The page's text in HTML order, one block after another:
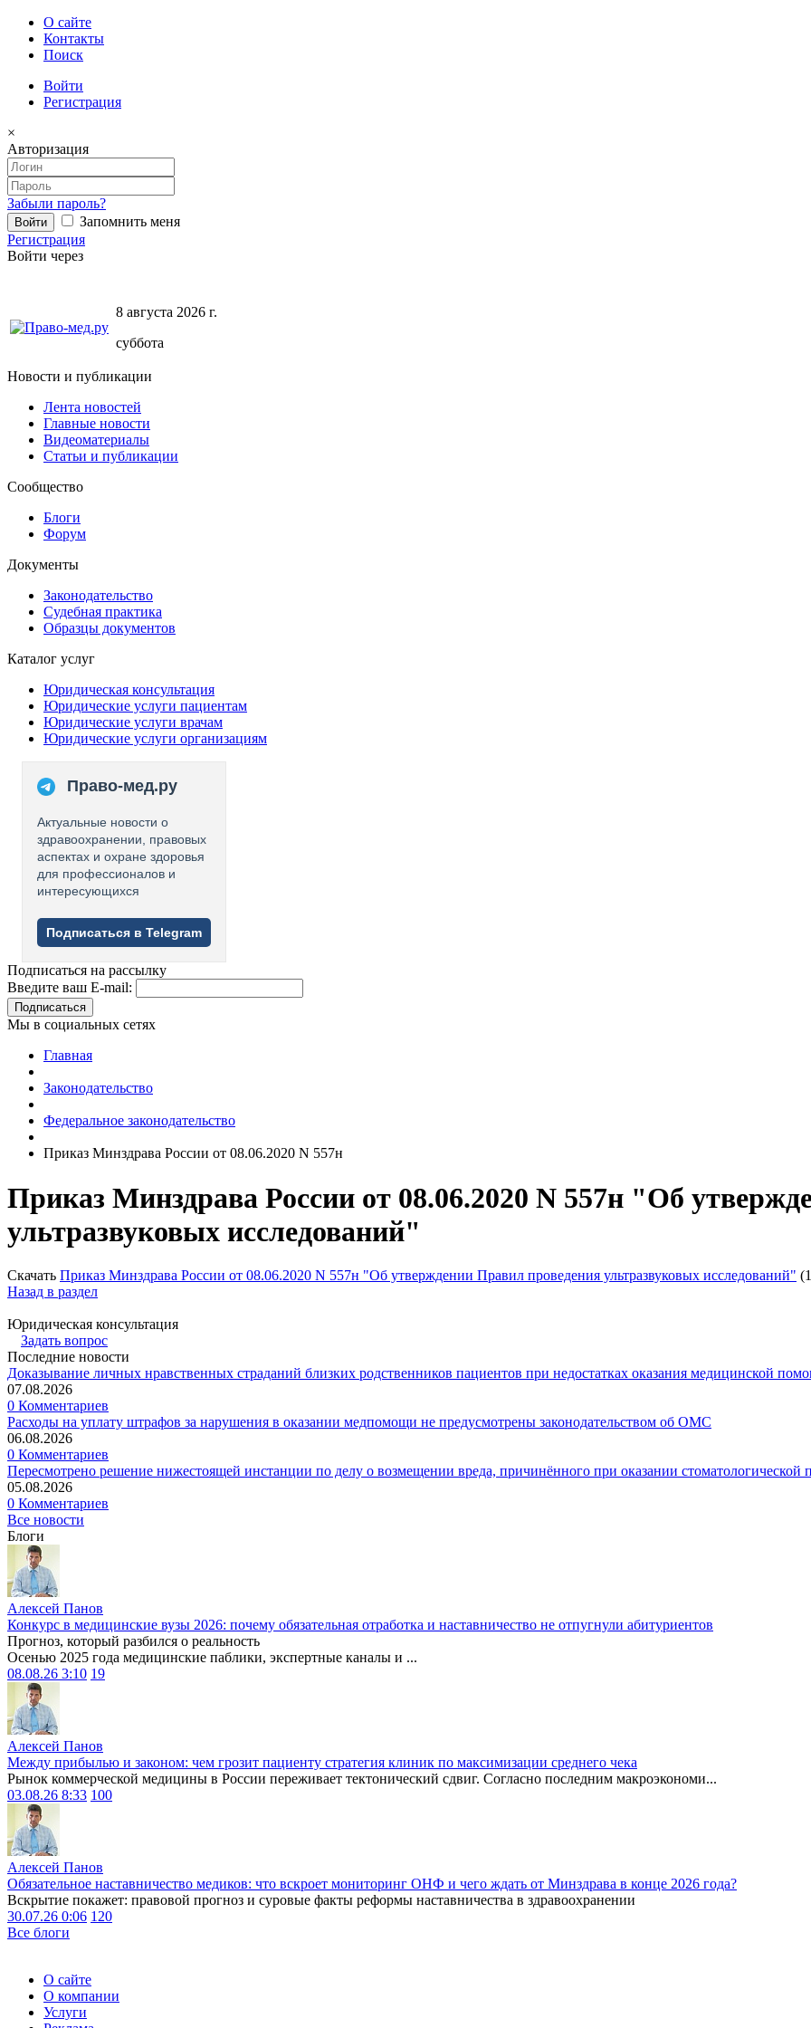
О сайте
Контакты
Поиск
Войти
Регистрация
×
Авторизация
Забыли пароль?
Запомнить меня
Регистрация
Войти через
8 августа 2026 г.
суббота
Новости и публикации
Лента новостей
Главные новости
Видеоматериалы
Статьи и публикации
Сообщество
Блоги
Форум
Документы
Законодательство
Судебная практика
Образцы документов
Каталог услуг
Юридическая консультация
Юридические услуги пациентам
Юридические услуги врачам
Юридические услуги организациям
Право-мед.ру
Актуальные новости о
здравоохранении, правовых
аспектах и охране здоровья
для профессионалов и
интересующихся
Подписаться в Telegram
Подписаться на рассылку
Введите ваш E-mail:
Подписаться
Мы в социальных сетях
Главная
Законодательство
Федеральное законодательство
Приказ Минздрава России от 08.06.2020 N 557н
Приказ Минздрава России от 08.06.2020 N 557н "Об
ультразвуковых исследований"
Скачать Приказ Минздрава России от 08.06.2020 N 557н "Об утверждении Правил проведения ультразвуковых исследований"
Назад в раздел
Юридическая консультация
Задать вопрос
Последние новости
Доказывание личных нравственных страданий близких родственников пациентов при недостатках оказания медицинской
07.08.2026
0 Комментариев
Расходы на уплату штрафов за нарушения в оказании медпомощи не предусмотрены законодательством об ОМС
06.08.2026
0 Комментариев
Пересмотрено решение нижестоящей инстанции по делу о возмещении вреда, причинённого при оказании стоматологической
05.08.2026
0 Комментариев
Все новости
Блоги
Алексей Панов
Конкурс в медицинские вузы 2026: почему обязательная отработка и наставничество не отпугнули абитуриентов
Прогноз, который разбился о реальность
Осенью 2025 года медицинские паблики, экспертные каналы и ...
08.08.26 3:10 19
Алексей Панов
Между прибылью и законом: чем грозит пациенту стратегия клиник по максимизации среднего чека
Рынок коммерческой медицины в России переживает тектонический сдвиг. Согласно последним макроэкономи...
03.08.26 8:33 100
Алексей Панов
Обязательное наставничество медиков: что вскроет мониторинг ОНФ и чего ждать от Минздрава в конце 2026 года?
Вскрытие покажет: правовой прогноз и суровые факты реформы наставничества в здравоохранении
30.07.26 0:06 120
Все блоги
О сайте
О компании
Услуги